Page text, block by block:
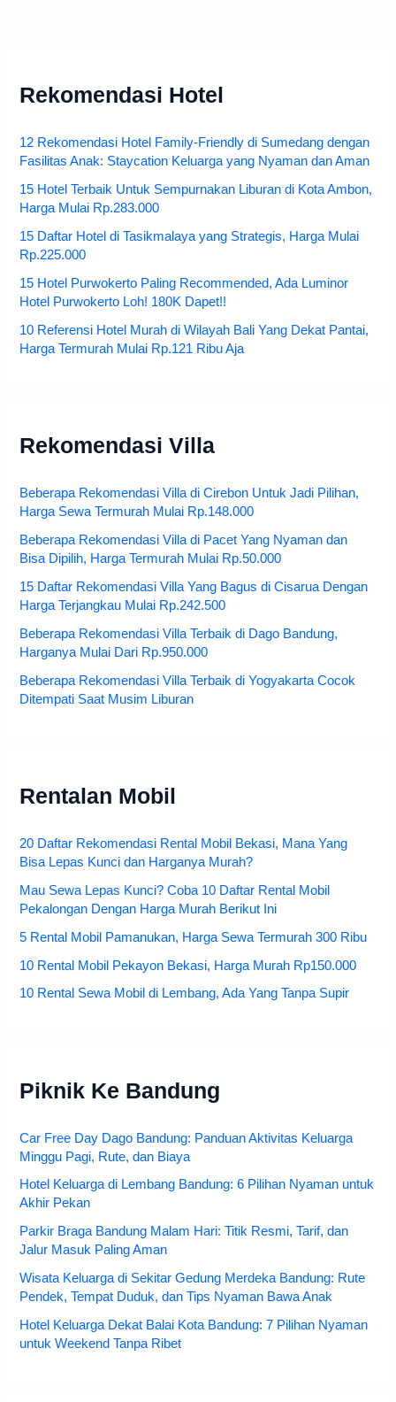
Rekomendasi Hotel
12 Rekomendasi Hotel Family-Friendly di Sumedang dengan
Fasilitas Anak: Staycation Keluarga yang Nyaman dan Aman
15 Hotel Terbaik Untuk Sempurnakan Liburan di Kota Ambon,
Harga Mulai Rp.283.000
15 Daftar Hotel di Tasikmalaya yang Strategis, Harga Mulai
Rp.225.000
15 Hotel Purwokerto Paling Recommended, Ada Luminor
Hotel Purwokerto Loh! 180K Dapet!!
10 Referensi Hotel Murah di Wilayah Bali Yang Dekat Pantai,
Harga Termurah Mulai Rp.121 Ribu Aja
Rekomendasi Villa
Beberapa Rekomendasi Villa di Cirebon Untuk Jadi Pilihan,
Harga Sewa Termurah Mulai Rp.148.000
Beberapa Rekomendasi Villa di Pacet Yang Nyaman dan
Bisa Dipilih, Harga Termurah Mulai Rp.50.000
15 Daftar Rekomendasi Villa Yang Bagus di Cisarua Dengan
Harga Terjangkau Mulai Rp.242.500
Beberapa Rekomendasi Villa Terbaik di Dago Bandung,
Harganya Mulai Dari Rp.950.000
Beberapa Rekomendasi Villa Terbaik di Yogyakarta Cocok
Ditempati Saat Musim Liburan
Rentalan Mobil
20 Daftar Rekomendasi Rental Mobil Bekasi, Mana Yang
Bisa Lepas Kunci dan Harganya Murah?
Mau Sewa Lepas Kunci? Coba 10 Daftar Rental Mobil
Pekalongan Dengan Harga Murah Berikut Ini
5 Rental Mobil Pamanukan, Harga Sewa Termurah 300 Ribu
10 Rental Mobil Pekayon Bekasi, Harga Murah Rp150.000
10 Rental Sewa Mobil di Lembang, Ada Yang Tanpa Supir
Piknik Ke Bandung
Car Free Day Dago Bandung: Panduan Aktivitas Keluarga
Minggu Pagi, Rute, dan Biaya
Hotel Keluarga di Lembang Bandung: 6 Pilihan Nyaman untuk
Akhir Pekan
Parkir Braga Bandung Malam Hari: Titik Resmi, Tarif, dan
Jalur Masuk Paling Aman
Wisata Keluarga di Sekitar Gedung Merdeka Bandung: Rute
Pendek, Tempat Duduk, dan Tips Nyaman Bawa Anak
Hotel Keluarga Dekat Balai Kota Bandung: 7 Pilihan Nyaman
untuk Weekend Tanpa Ribet